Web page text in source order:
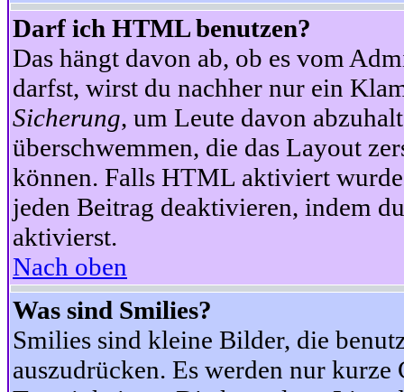
Darf ich HTML benutzen?
Das hängt davon ab, ob es vom
darfst, wirst du nachher nur ein
Sicherung, um Leute davon
überschwemmen, die das Layout
können. Falls HTML aktiviert
jeden Beitrag deaktivieren, indem
aktivierst.
Nach oben
Was sind Smilies?
Smilies sind kleine Bilder, die
auszudrücken. Es werden nur